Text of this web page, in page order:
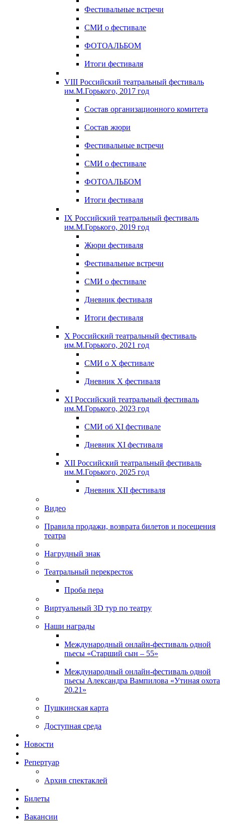
Фестивальные встречи
СМИ о фестивале
ФОТОАЛЬБОМ
Итоги фестиваля
VIII Российский театральный фестиваль
им.М.Горького, 2017 год
Состав организационного комитета
Состав жюри
Фестивальные встречи
СМИ о фестивале
ФОТОАЛЬБОМ
Итоги фестиваля
IX Российский театральный фестиваль
им.М.Горького, 2019 год
Жюри фестиваля
Фестивальные встречи
СМИ о фестивале
Дневник фестиваля
Итоги фестиваля
X Российский театральный фестиваль
им.М.Горького, 2021 год
СМИ о X фестивале
Дневник X фестиваля
XI Российский театральный фестиваль
им.М.Горького, 2023 год
СМИ об XI фестивале
Дневник XI фестиваля
XII Российский театральный фестиваль
им.М.Горького, 2025 год
Дневник XII фестиваля
Видео
Правила продажи, возврата билетов и посещения
театра
Нагрудный знак
Театральный перекресток
Проба пера
Виртуальный 3D тур по театру
Наши награды
Международный онлайн-фестиваль одной
пьесы «Старший сын – 55»
Международный онлайн-фестиваль одной
пьесы Александра Вампилова «Утиная охота
20.21»
Пушкинская карта
Доступная среда
Новости
Репертуар
Архив спектаклей
Билеты
Вакансии